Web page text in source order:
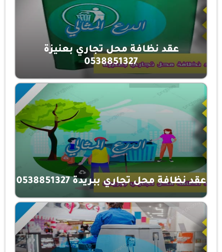
عقد نظافة محل تجاري بعنيزة
0538851327
عقد نظافة محل تجاري ببريدة 0538851327